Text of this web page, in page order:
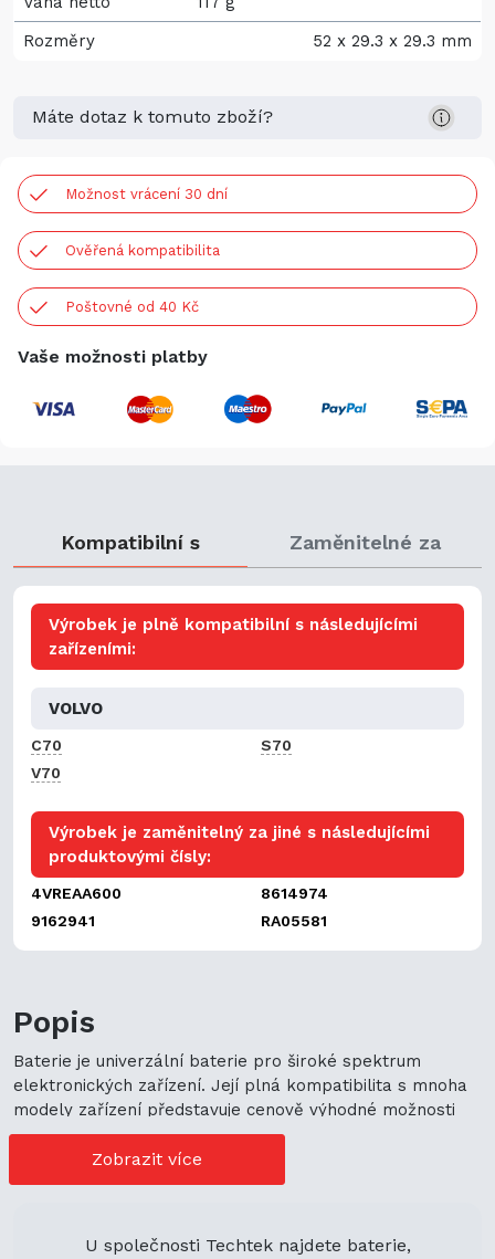
Rozměry
52 x 29.3 x 29.3 mm
Máte dotaz k tomuto zboží?
Možnost vrácení 30 dní
Ověřená kompatibilita
Poštovné od 40 Kč
Vaše možnosti platby
Kompatibilní s Zaměnitelné za
Výrobek je plně kompatibilní s následujícími
zařízeními:
VOLVO
C70
S70
V70
Výrobek je zaměnitelný za jiné s následujícími
produktovými čísly:
4VREAA600
8614974
9162941
RA05581
Popis
Baterie je univerzální baterie pro široké spektrum
elektronických zařízení. Její plná kompatibilita s mnoha
modely zařízení představuje cenově výhodné možnosti
nákupu. Její univerzální použití navíc podporuje
ekologickou udržitelnost a zaručuje flexibilitu.
Zobrazit více
U společnosti Techtek najdete baterie,